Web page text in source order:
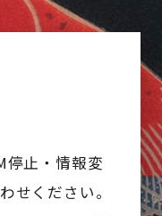
停止・情報変
せください。